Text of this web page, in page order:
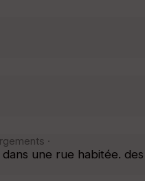
·
une rue habitée.